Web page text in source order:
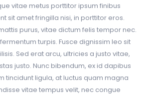
vitae metus porttitor ipsum finibus
sit amet fringilla nisi, in porttitor eros.
purus, vitae dictum felis tempor nec.
turpis. Fusce dignissim leo sit
Sed erat arcu, ultricies a justo vitae,
justo. Nunc bibendum, ex id dapibus
tincidunt ligula, at luctus quam magna
vitae tempus velit, nec congue